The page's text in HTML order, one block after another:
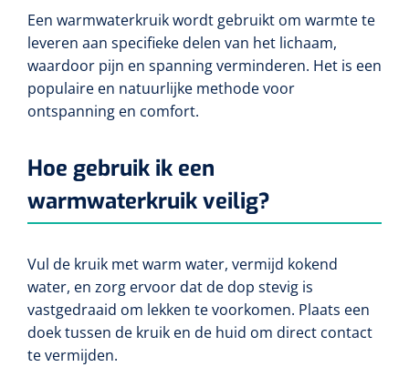
Transferhulpmiddelen
Glijzeilen
Draaischijven
Diversen
Echografie
Toebehoren Echografie
Labo
Zwangerschapstesten
Urinetesten
Dry Needling
Cognitieve training
Virtual reality training
Interactieve therapie
Klein oefenmateriaal
Hand/schouder oefentherapie
Overschoenen
Luchtverfrisser dispensers
Zeep dispensers
Papier dispensers
Handschoenen dispensers
Huidreiniging & desinfectie
Actieve tilliften
Passieve tilliften
Tilbanden
Valpreventie & detectie
Zetels & zitkussens
Verbrijzelaars
Toebehoren
Allerlei
Poliepentang
Wondspreiders
Oogmagneten
Reflexhamers
Instrumenten reiniging & desinfectie
Poupinel (hete lucht)
Bloedstelpende verbanden
Hechtmateriaal
Hechtdraad
Hechtstrips
Hechtlijm
Windels & tubulaire verbanden
Zelfklevende windels
Dauerlastische windels
Een warmwaterkruik wordt gebruikt om warmte te
leveren aan specifieke delen van het lichaam,
waardoor pijn en spanning verminderen. Het is een
populaire en natuurlijke methode voor
ontspanning en comfort.
Hoe gebruik ik een
warmwaterkruik veilig?
Vul de kruik met warm water, vermijd kokend
water, en zorg ervoor dat de dop stevig is
vastgedraaid om lekken te voorkomen. Plaats een
doek tussen de kruik en de huid om direct contact
te vermijden.